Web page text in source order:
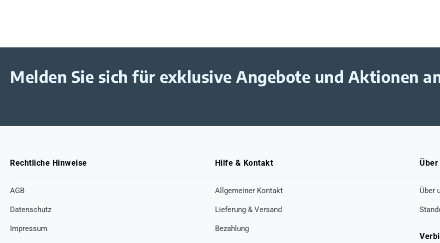
Melden Sie sich für exklusive Angebote und Aktionen
Rechtliche Hinweise
AGB
Datenschutz
Impressum
Hilfe & Kontakt
Allgemeiner Kontakt
Lieferung & Versand
Bezahlung
Über
Über